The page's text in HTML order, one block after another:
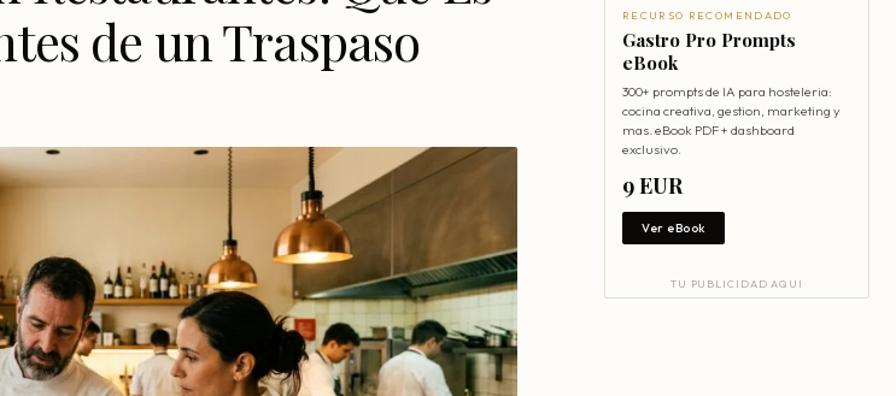
de un Traspaso
RECURSO RECOMENDADO
Gastro Pro Prompts
eBook
300+ prompts de IA para hosteleria:
cocina creativa, gestion, marketing y
mas. eBook PDF + dashboard
exclusivo.
9 EUR
Ver eBook
TU PUBLICIDAD AQUI